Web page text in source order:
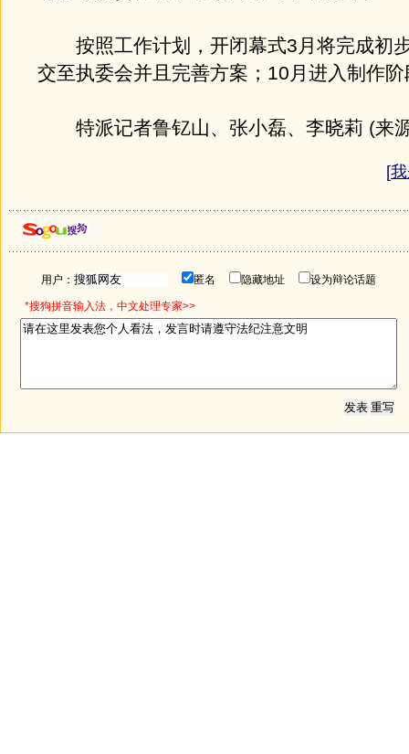
按照工作计划，开闭幕式3月将完成初
交至执委会并且完善方案；10月进入制作阶
特派记者鲁钇山、张小磊、李晓莉 (来
[
用户： 匿名 隐藏地址 设为辩论话题
*搜狗拼音输入法，中文处理专家>>